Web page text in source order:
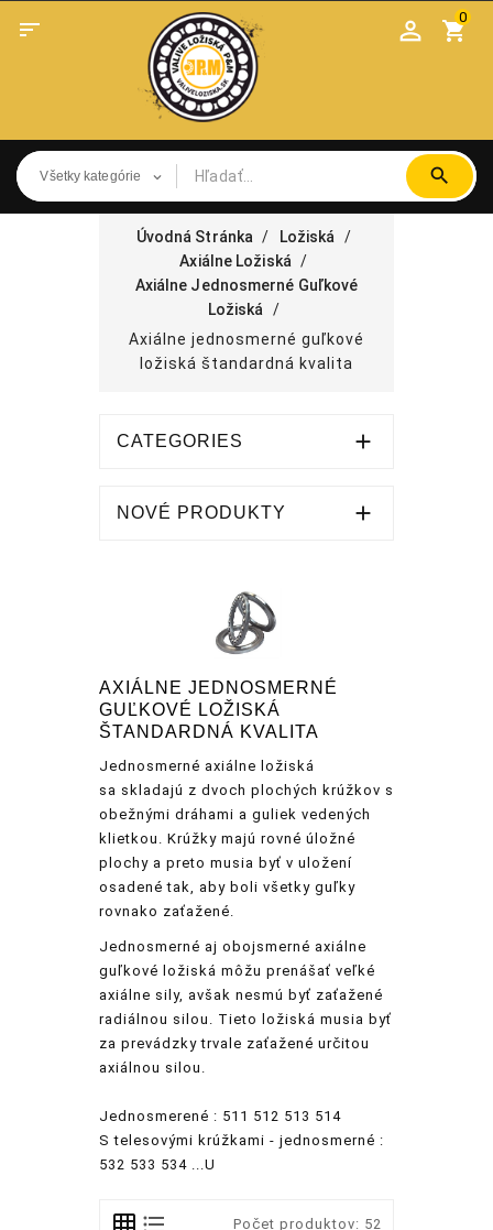
 shopping_cart
0
Úvodná Stránka
Ložiská
Axiálne Ložiská
Axiálne Jednosmerné Guľkové
Ložiská
Axiálne jednosmerné guľkové
ložiská štandardná kvalita
CATEGORIES 
NOVÉ PRODUKTY 
AXIÁLNE JEDNOSMERNÉ
GUĽKOVÉ LOŽISKÁ
ŠTANDARDNÁ KVALITA
Jednosmerné axiálne ložiská
sa skladajú z dvoch plochých krúžkov s
obežnými dráhami a guliek vedených
klietkou. Krúžky majú rovné úložné
plochy a preto musia byť v uložení
osadené tak, aby boli všetky guľky
rovnako zaťažené.
Jednosmerné aj obojsmerné axiálne
guľkové ložiská môžu prenášať veľké
axiálne sily, avšak nesmú byť zaťažené
radiálnou silou. Tieto ložiská musia byť
za prevádzky trvale zaťažené určitou
axiálnou silou.
Jednosmerené : 511 512 513 514
S telesovými krúžkami - jednosmerné :
532 533 534 ...U
Počet produktov: 52